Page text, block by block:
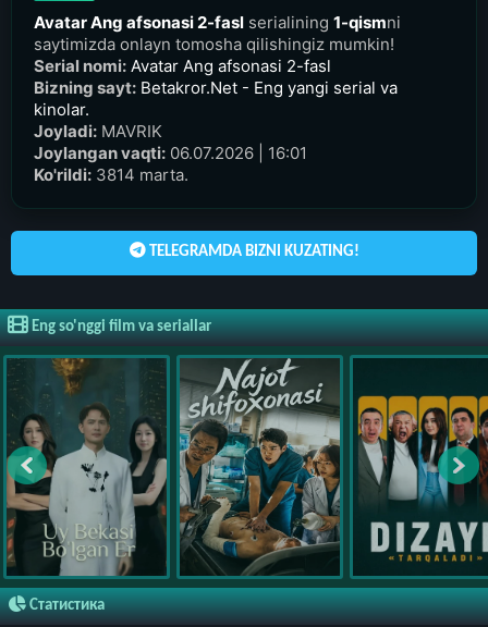
Avatar Ang afsonasi 2-fasl serialining 1-qismni
saytimizda onlayn tomosha qilishingiz mumkin!
Serial nomi: Avatar Ang afsonasi 2-fasl
Bizning sayt: Betakror.Net - Eng yangi serial va
kinolar.
Joyladi: MAVRIK
Joylangan vaqti: 06.07.2026 | 16:01
Ko'rildi: 3814 marta.
TELEGRAMDA BIZNI KUZATING!
Eng so'nggi film va seriallar
Статистика